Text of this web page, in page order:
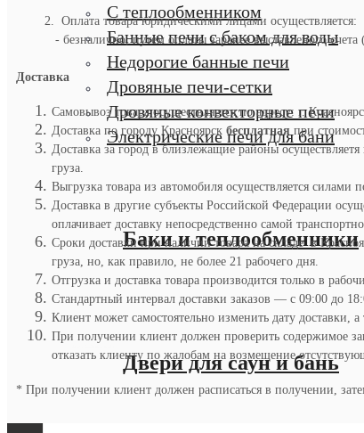
С теплообменником
Банные печи с баком для воды
Недорогие банные печи
Дровяные печи-сетки
Дровяные конвекторные печи
Электрические печи для бани
Баки и теплообменники
Двери для саун и бань
2. Оплата товара юридическими лицами осуществляется:
- безналично, путем оплаты заранее выставленого счета
Доставка
Самовывоз товара осуществляется по адресу: г.
Доставка по городу Красноярск бесплатная при
Доставка за город в близлежащие районы
груза.
Выгрузка товара из автомобиля осуществляется силами
Доставка в другие субъекты Российской Федерации
оплачивает доставку непосредственно самой
Сроки доставки при наличии товара на складе в
груза, но, как правило, не более 21 рабочего дня.
Отгрузка и доставка товара производится только в
Стандартный интервал доставки заказов — с 09:00 до
Клиент может самостоятельно изменить дату доставки,
При получении клиент должен проверить содержимое
отказать клиенту по жалобам на возмещение
* При получении клиент должен расписаться в получении,